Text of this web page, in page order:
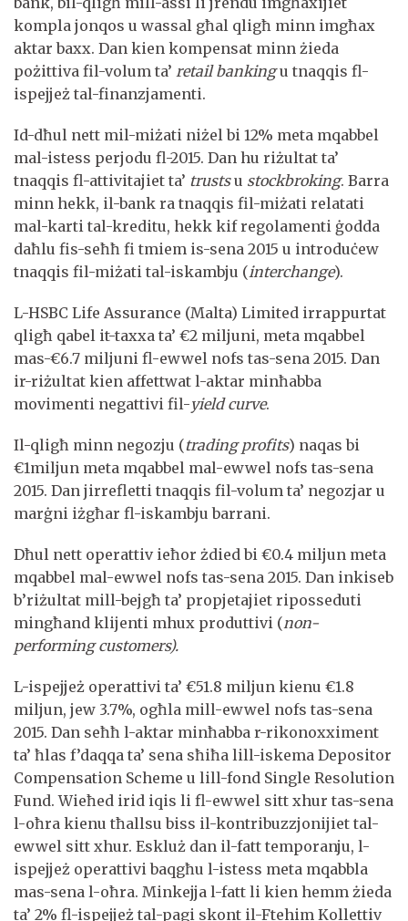
kompla jonqos u wassal għal qligħ minn imgħax
aktar baxx. Dan kien kompensat minn żieda
pożittiva fil-volum ta’ retail bankingu tnaqqis fl-
ispejjeż tal-finanzjamenti.
Id-dħul nett mil-miżati niżel bi 12% meta mqabbel
mal-istess perjodu fl-2015. Dan hu riżultat ta’
tnaqqis fl-attivitajiet ta’ trustsu stockbroking. Barra
minn hekk, il-bank ra tnaqqis fil-miżati relatati
mal-karti tal-kreditu, hekk kif regolamenti ġodda
daħlu fis-seħħ fi tmiem is-sena 2015 u introduċew
tnaqqis fil-miżati tal-iskambju (interchange).
L-HSBC Life Assurance (Malta) Limited irrappurtat
qligħ qabel it-taxxa ta’ €2 miljuni, meta mqabbel
mas-€6.7 miljuni fl-ewwel nofs tas-sena 2015. Dan
ir-riżultat kien affettwat l-aktar minħabba
movimenti negattivi fil-yield curve.
Il-qligħ minn negozju (trading profits) naqas bi
€1miljun meta mqabbel mal-ewwel nofs tas-sena
2015. Dan jirrefletti tnaqqis fil-volum ta’ negozjar u
marġni iżgħar fl-iskambju barrani.
Dħul nett operattiv ieħor żdied bi €0.4 miljun meta
mqabbel mal-ewwel nofs tas-sena 2015. Dan inkiseb
b’riżultat mill-bejgħ ta’ propjetajiet riposseduti
mingħand klijenti mhux produttivi (non-
performing customers).
L-ispejjeż operattivi ta’ €51.8 miljun kienu €1.8
miljun, jew 3.7%, ogħla mill-ewwel nofs tas-sena
2015. Dan seħħ l-aktar minħabba r-rikonoxximent
ta’ ħlas f’daqqa ta’ sena sħiħa lill-iskema Depositor
Compensation Scheme u lill-fond Single Resolution
Fund. Wieħed irid iqis li fl-ewwel sitt xhur tas-sena
l-oħra kienu tħallsu biss il-kontribuzzjonijiet tal-
ewwel sitt xhur. Eskluż dan il-fatt temporanju, l-
ispejjeż operattivi baqgħu l-istess meta mqabbla
mas-sena l-oħra. Minkejja l-fatt li kien hemm żieda
ta’ 2% fl-ispejjeż tal-pagi skont il-Ftehim Kollettiv